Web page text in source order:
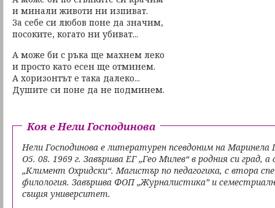
и минали животи ни изпиват.
За себе си любов поне да значим,
посоките, когато ни убиват...
А може би с ръка ще махнем леко
и просто като есен ще отминем.
А хоризонтът е така далеко...
Душите си поне да не подминем.
Коя е Нели Господинова
Нели Господинова е литературен псевдоним на Маринела
О5. 08. 1969 г. Завършва ЕГ „Гео Милев“ в родния си град,
„Климент Охридски“. Магистър по педагогика, с втора
филология. Завършва ФОП „Журналистика” и
същия университет.